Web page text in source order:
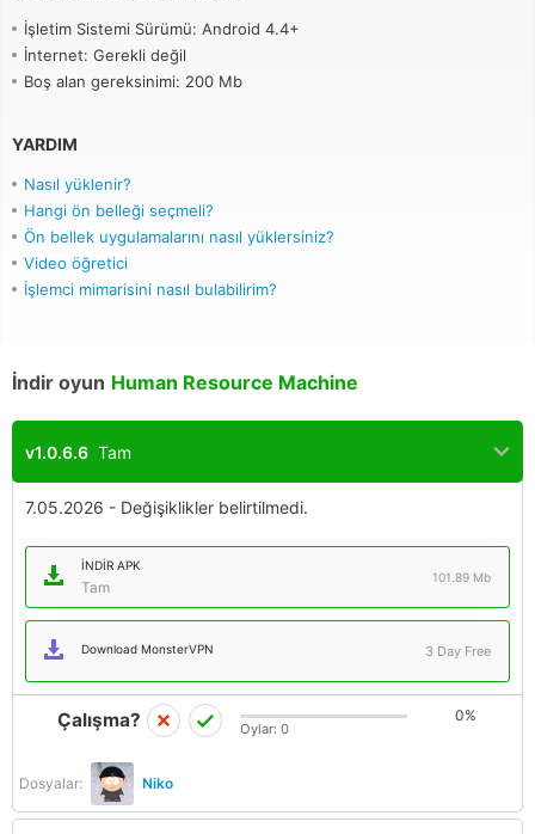
İşletim Sistemi Sürümü: Android 4.4+
İnternet: Gerekli değil
Boş alan gereksinimi: 200 Mb
YARDIM
Nasıl yüklenir?
Hangi ön belleği seçmeli?
Ön bellek uygulamalarını nasıl yüklersiniz?
Video öğretici
İşlemci mimarisini nasıl bulabilirim?
İndir oyun Human Resource Machine
v1.0.6.6 Tam
7.05.2026 - Değişiklikler belirtilmedi.
İNDIR APK
Tam
101.89 Mb
Download MonsterVPN 3 Day Free
Dosyalar: Niko
Çalışma? 0%
Oylar: 0